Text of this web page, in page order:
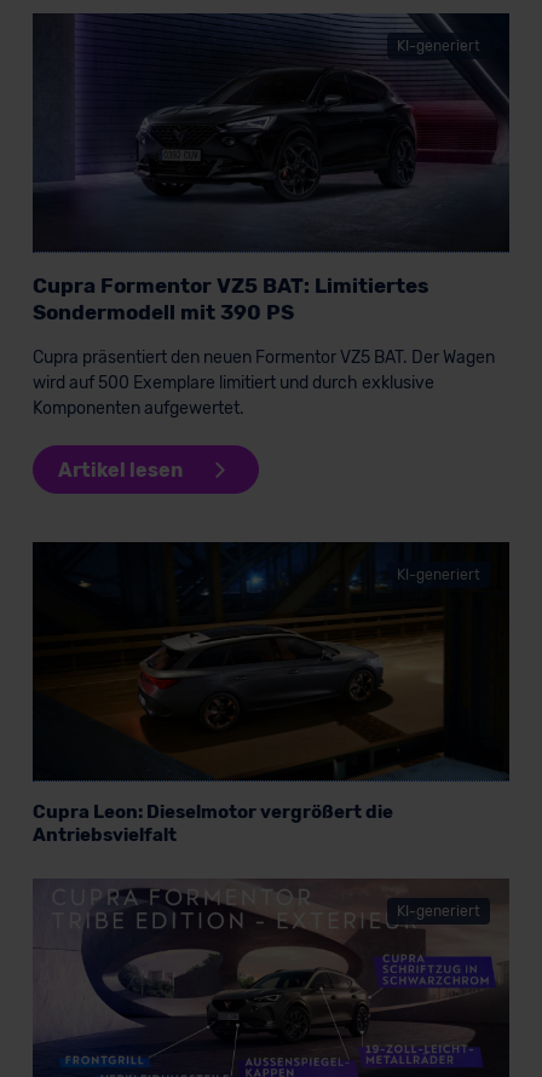
Standarddatenschutzklauseln (Art. 46 Abs. 2 lit. c
DSGVO) oder wenn Sie hierzu Ihre Einwilligung freiwillig
erteilen. Nähere Informationen zu den bestehenden
Datenschutzklauseln können Sie über den Kontakt zu
unserem Datenschutzbeauftragten unter
datenschutz@meinauto.de anfordern.
KI-generiert
Cupra Formentor VZ5 BAT: Limitiertes
Sondermodell mit 390 PS
Cupra präsentiert den neuen Formentor VZ5 BAT. Der Wagen
wird auf 500 Exemplare limitiert und durch exklusive
Komponenten aufgewertet.
Artikel lesen
KI-generiert
Cupra Leon: Dieselmotor vergrößert die
Antriebsvielfalt
KI-generiert